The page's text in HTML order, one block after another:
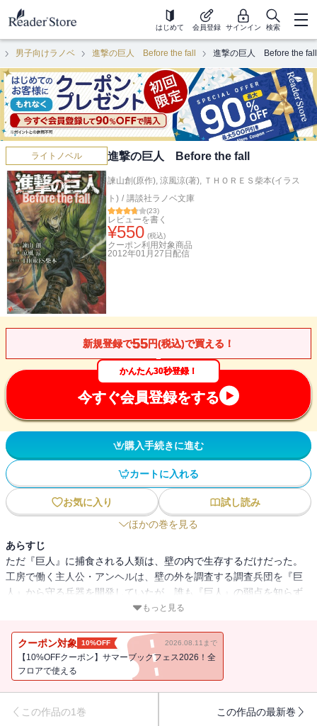
はじめて 会員登録 サインイン 検索
男子向けラノベ 進撃の巨人 Before the fall 進撃の巨人 Before the fall
ライトノベル 進撃の巨人 Before the fall
諫山創(原作), 涼風涼(著), ＴＨＯＲＥＳ柴本(イラス
ト) / 講談社ラノベ文庫
(23)
レビューを書く
¥550 (税込)
クーポン利用対象商品
2012年01月27日 配信
新規登録で55円(税込)で買える！
かんたん30秒登録！
今すぐ会員登録をする
購入手続きに進む
カートに入れる
お気に入り
試し読み
ほかの巻を見る
あらすじ
ただ『巨人』に捕食される人類は、壁の内で生存するだけだった。
工房で働く主人公・アンヘルは、壁の外を調査する調査兵団を『巨
人』から守る兵器を開発していたが、誰も『巨人』の弱点を知らず
未だ彼らを倒した者はいない。数々の屍を乗り越えてアンヘルは巨
『進撃の巨人』の前日譚がいよいよオリジナル小説として登場！
もっと見る
クーポン対象 10%OFF 2026.08.11まで
【10%OFFクーポン】サマーブックフェス2026！全
フロアで使える
この作品の1巻 この作品の最新巻